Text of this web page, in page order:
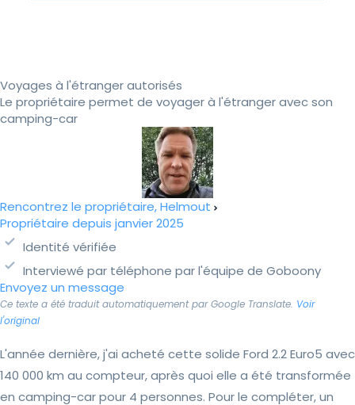
Voyages à l'étranger autorisés
Le propriétaire permet de voyager à l'étranger avec son
camping-car
Rencontrez le propriétaire, Helmout
Propriétaire depuis janvier 2025
Identité vérifiée
Interviewé par téléphone par l'équipe de Goboony
Envoyez un message
Ce texte a été traduit automatiquement par Google Translate. Voir
l'original
L'année dernière, j'ai acheté cette solide Ford 2.2 Euro5 avec
140 000 km au compteur, après quoi elle a été transformée
en camping-car pour 4 personnes. Pour le compléter, un